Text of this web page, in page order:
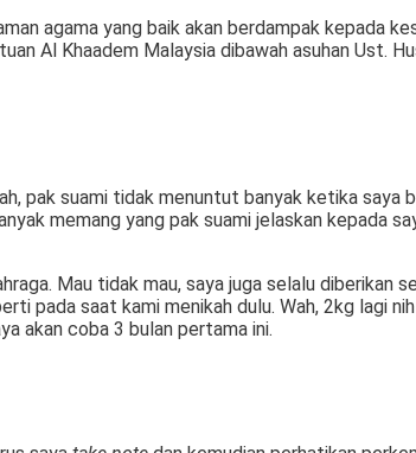
agama yang baik akan berdampak kepada
Al Khaadem Malaysia dibawah asuhan Ust.
pak suami tidak menuntut banyak ketika
memang yang pak suami jelaskan kepada
Mau tidak mau, saya juga selalu diberikan
pada saat kami menikah dulu. Wah, 2kg lagi
akan coba 3 bulan pertama ini.